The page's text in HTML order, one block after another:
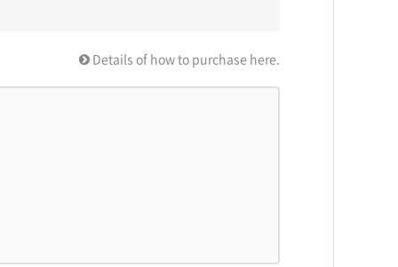
Details of how to purchase here.